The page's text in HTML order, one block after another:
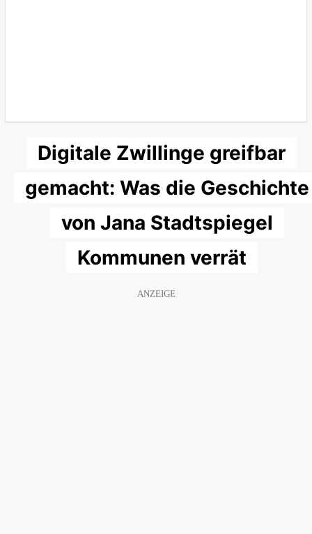
Digitale Zwillinge greifbar
gemacht: Was die Geschichte
von Jana Stadtspiegel
Kommunen verrät
ANZEIGE